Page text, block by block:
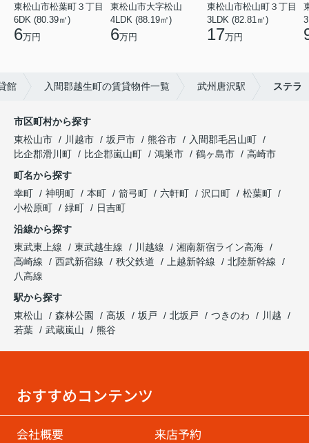
東松山市松葉町３丁目
6DK (80.39㎡)
6万円
東松山市大字松山
4LDK (88.19㎡)
6万円
東松山市松山町３丁目
3LDK (82.81㎡)
17万円
館 入間郡越生町の賃貸物件一覧 武州唐沢駅 ステラ
市区町村から探す
東松山市
川越市 坂戸市 熊谷市
入間郡毛呂山町
比企郡滑川町
比企郡嵐山町 鴻巣市 鶴ヶ島市
高崎市
町名から探す
幸町
神明町 本町 箭弓町 六軒町 沢口町
松葉町
小松原町
緑町
日吉町
沿線から探す
東武東上線
東武越生線 川越線
湘南新宿ライン高海
高崎線
西武新宿線 秩父鉄道 上越新幹線
北陸新幹線
八高線
駅から探す
東松山
森林公園 高坂 坂戸 北坂戸 つきのわ
川越
若葉
武蔵嵐山 熊谷
おすすめコンテンツ
会社概要
来店予約